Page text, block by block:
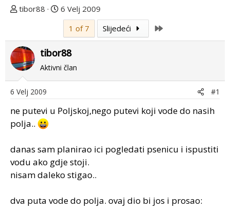
T
u
p
o
r
e
n
u
tibor88
D
a
u
m
p
o
g
s
t
a
6 Velj 2009
1 of 7
Slijedeći
tibor88
Aktivni član
6 Velj 2009 #1
ne putevi u Poljskoj,nego putevi koji vode do nasih
polja..
danas sam planirao ici pogledati psenicu i ispustiti
vodu ako gdje stoji.
nisam daleko stigao..
dva puta vode do polja. ovaj dio bi jos i prosao: